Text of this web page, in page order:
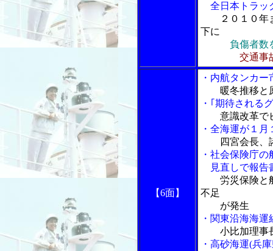
全日本トラッ
２０１０
下に
負傷者数
交通事
【6面】
・内航タンカ
暖冬推移と
・｢期待される
意識改革で
・全海運が１
四宮会長、
・社会保険庁
見直しで報告
労災保険と
不足
が発生
・関東沿海海
小比加理事
・高砂海運(兵